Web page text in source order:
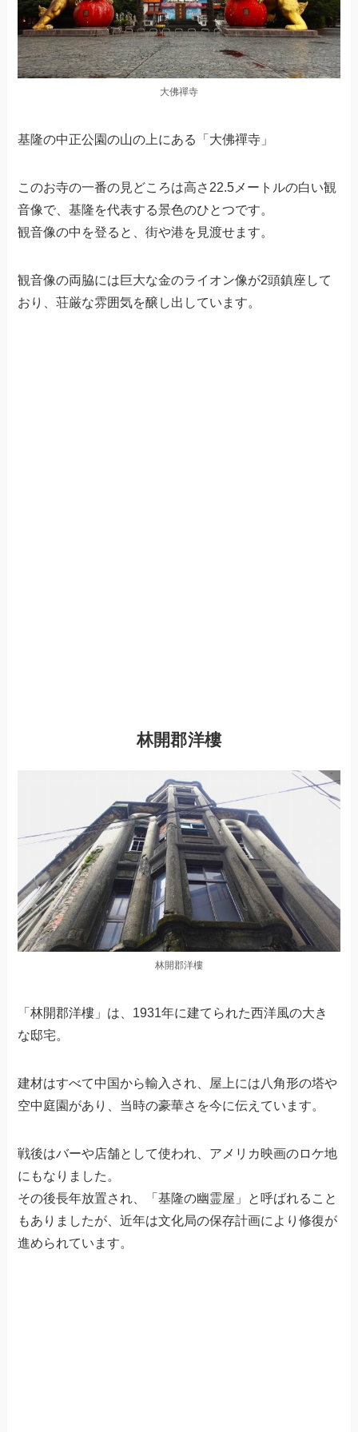
大佛禪寺
基隆の中正公園の山の上にある「大佛禪寺」
このお寺の一番の見どころは高さ22.5メートルの白い観
音像で、基隆を代表する景色のひとつです。
観音像の中を登ると、街や港を見渡せます。
観音像の両脇には巨大な金のライオン像が2頭鎮座して
おり、荘厳な雰囲気を醸し出しています。
林開郡洋樓
林開郡洋樓
「林開郡洋樓」は、1931年に建てられた西洋風の大き
な邸宅。
建材はすべて中国から輸入され、屋上には八角形の塔や
空中庭園があり、当時の豪華さを今に伝えています。
戦後はバーや店舗として使われ、アメリカ映画のロケ地
にもなりました。
その後長年放置され、「基隆の幽霊屋」と呼ばれること
もありましたが、近年は文化局の保存計画により修復が
進められています。